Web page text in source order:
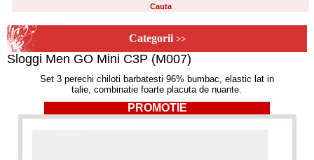
Categorii >>
Sloggi Men GO Mini C3P (M007)
Set 3 perechi chiloti barbatesti 96% bumbac, elastic lat in
talie, combinatie foarte placuta de nuante.
PROMOTIE